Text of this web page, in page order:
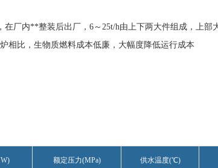
厂内**整装后出厂，6～25t/h由上下两大件组成，上
相比，生物质燃料成本低廉，大幅度降低运行成本
额定压力(MPa) 供水温度(℃)